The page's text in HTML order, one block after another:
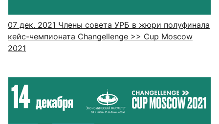
07 дек. 2021 Члены совета УРБ в жюри полуфинала
кейс-чемпионата Changellenge >> Cup Moscow
2021